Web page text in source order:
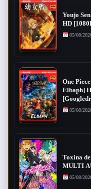
Youjo
HD
05/08/
One
Elbaph]
05/08/
Toxina
MULTI
05/08/